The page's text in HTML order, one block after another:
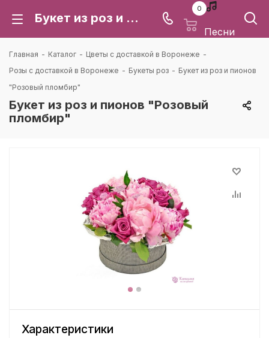
Букет из роз и пионов "Розовый пломбир": цена и доставка в Воронеже | Каталея
0
Песни
Главная - Каталог - Цветы с доставкой в Воронеже -
Розы с доставкой в Воронеже - Букеты роз - Букет из роз и пионов
"Розовый пломбир"
Букет из роз и пионов "Розовый
пломбир"
Характеристики